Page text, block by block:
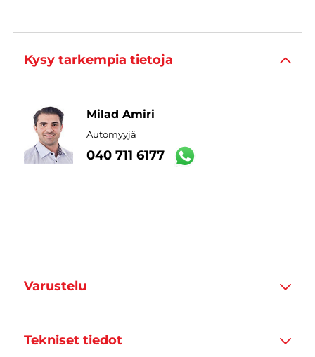
Kysy tarkempia tietoja
Milad Amiri
Automyyjä
040 711 6177
Varustelu
Tekniset tiedot